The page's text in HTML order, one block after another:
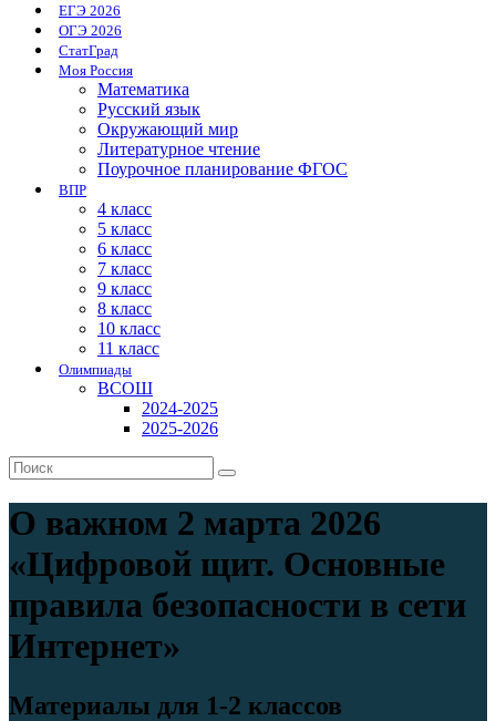
ЕГЭ 2026
ОГЭ 2026
СтатГрад
Моя Россия
Математика
Русский язык
Окружающий мир
Литературное чтение
Поурочное планирование ФГОС
ВПР
4 класс
5 класс
6 класс
7 класс
9 класс
8 класс
10 класс
11 класс
Олимпиады
ВСОШ
2024-2025
2025-2026
О важном 2 марта 2026
«Цифровой щит. Основные
правила безопасности в сети
Интернет»
Материалы для 1-2 классов